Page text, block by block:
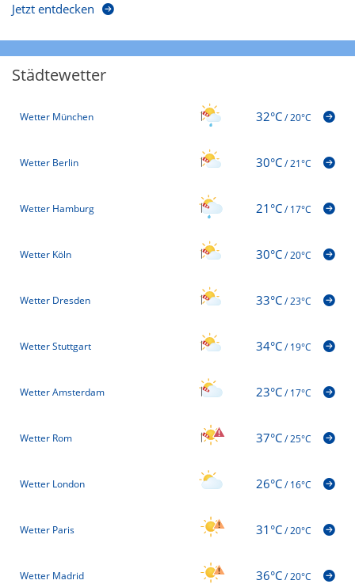
Jetzt entdecken
Städtewetter
Wetter München 32°C/20°C
Wetter Berlin 30°C/21°C
Wetter Hamburg 21°C/17°C
Wetter Köln 30°C/20°C
Wetter Dresden 33°C/23°C
Wetter Stuttgart 34°C/19°C
Wetter Amsterdam 23°C/17°C
Wetter Rom 37°C/25°C
Wetter London 26°C/16°C
Wetter Paris 31°C/20°C
Wetter Madrid 36°C/20°C